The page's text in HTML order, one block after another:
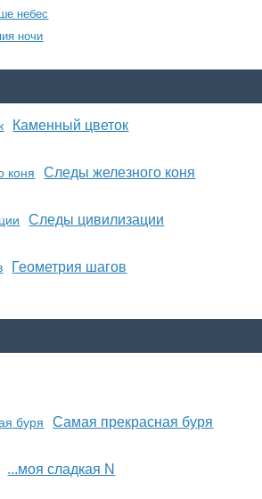
небес
ночи
Каменный цветок
Следы железного коня
Следы цивилизации
Геометрия шагов
Самая прекрасная буря
...моя сладкая N